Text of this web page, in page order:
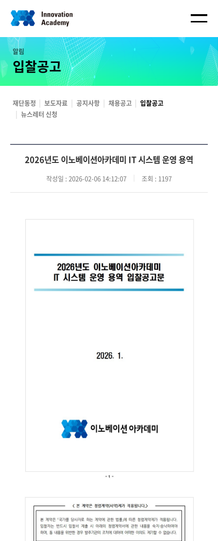
알림
입찰공고
재단동정 보도자료 공지사항 채용공고
입찰공고
뉴스레터 신청
2026년도 이노베이션아카데미 IT 시스템 운영 용역
작성일 : 2026-02-06 14:12:07 조회 : 1197